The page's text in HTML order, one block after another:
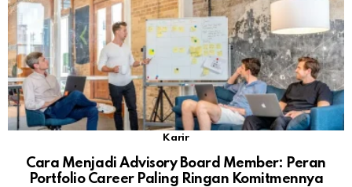
Karir
Cara Menjadi Advisory Board Member: Peran
Portfolio Career Paling Ringan Komitmennya